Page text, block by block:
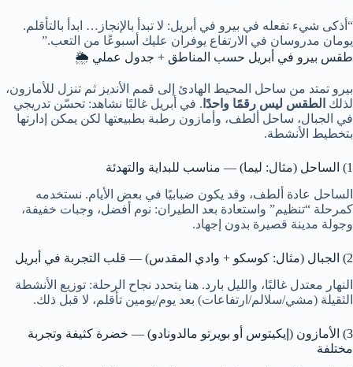
“أذكى شيء تفعله في بيرو في أبريل: لا تبدأ بالإنجاز… ابدأ بالتأقلم.
يومان مدروسان في الارتفاع يوفران عليك أسبوعًا من التعب.”
طقس بيرو في أبريل حسب المناطق + جدول عملي 🌦️
بيرو تمتد من ساحل المحيط الهادئ إلى قمم الأنديز ثم تنزل للأمازون،
لذلك الطقس ليس رقمًا واحدًا . في أبريل غالبًا نشاهد: تحسّن تدريجي
في الجبال، ساحل ألطف، وأمازون رطبة بطبيعتها لكن يمكن إدارتها
بتخطيط الأنشطة.
1) الساحل (مثال: ليما) — مناسب للبداية والتهدئة
الساحل عادة ألطف، وقد يكون ضبابيًا في بعض الأيام. نستخدمه
كمرحلة “تنظيم” واستعادة بعد الطيران: نوم أفضل، وجبات خفيفة،
وجولة مدينة قصيرة بدون إجهاد.
2) الجبال (مثال: كوسكو + وادي المقدس) — قلب التجربة في أبريل
النهار معتدل غالبًا، والليل بارد. هنا يتحدد نجاح الرحلة: توزيع الأنشطة
الثقيلة (مشي/سلالم/ارتفاعات) بعد يوم/يومين تأقلم، لا قبل ذلك.
3) الأمازون (إيكيتوس أو بويرتو مالدونادو) — خضرة كثيفة وتجربة
مختلفة